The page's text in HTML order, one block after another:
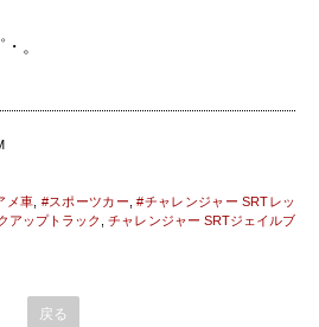
。
メ車 #スポーツカー ,#チャレンジャー SRTレッ
アップトラック ,チャレンジャー SRTジェイルブ
戻る